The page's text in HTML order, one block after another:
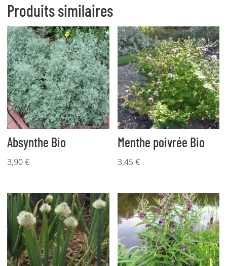
Produits similaires
Absynthe Bio
3,90€
Menthe poivrée Bio
3,45€